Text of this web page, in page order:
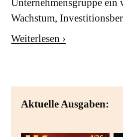
Wachstum,
Weiterlesen ›
Aktuelle Ausgaben: